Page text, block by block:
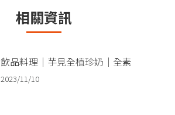
章：
相關資訊
飲品料理｜芋見全植珍奶｜全素
2023/11/10